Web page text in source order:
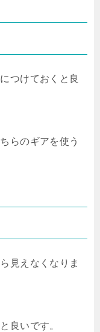
つけておくと良
らのギアを使う
見えなくなりま
良いです。